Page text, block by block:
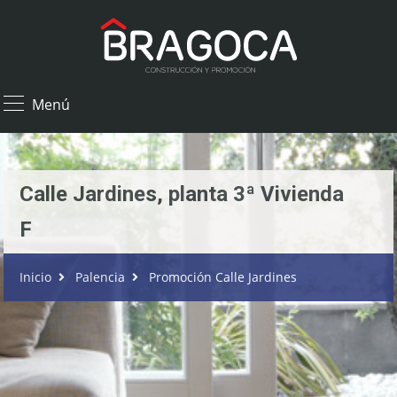
Menú
Calle Jardines, planta 3ª Vivienda
F
Inicio Palencia Promoción Calle Jardines